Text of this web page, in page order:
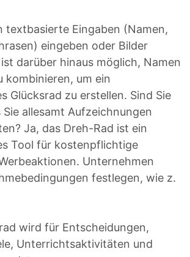
textbasierte Eingaben (Namen,
eingeben oder Bilder
darüber hinaus möglich, Namen
kombinieren, um ein
Glücksrad zu erstellen. Sind Sie
allesamt Aufzeichnungen
Ja, das Dreh-Rad ist ein
Tool für kostenpflichtige
Unternehmen
festlegen, wie z.
wird für Entscheidungen,
Unterrichtsaktivitäten und